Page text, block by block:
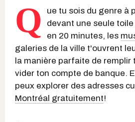
Q
ue tu sois du genre à
devant une seule
en 20 minutes, les
galeries de la ville t'ouvrent
la manière parfaite de remplir
vider ton compte de banque.
peux explorer des adresses
Montréal gratuitement!